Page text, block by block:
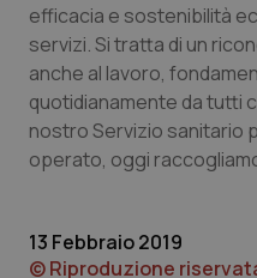
Sardegna
Sicilia
Toscana
Malattia di Crohn
Neuroscienze &
Obesità
efficacia e sostenibilità
servizi. Si tratta di un
anche al lavoro,
quotidianamente da tutti
nostro Servizio sanitario
operato, oggi
13 Febbraio 2019
© Riproduzione